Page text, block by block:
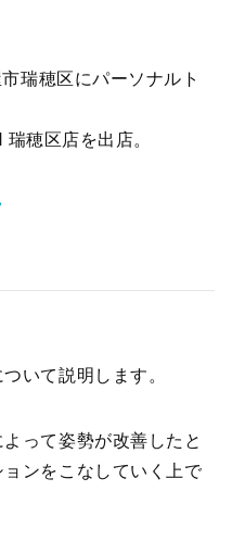
瑞穂区にパーソナルト
穂区店を出店。
いて説明します。
って姿勢が改善したと
ンをこなしていく上で